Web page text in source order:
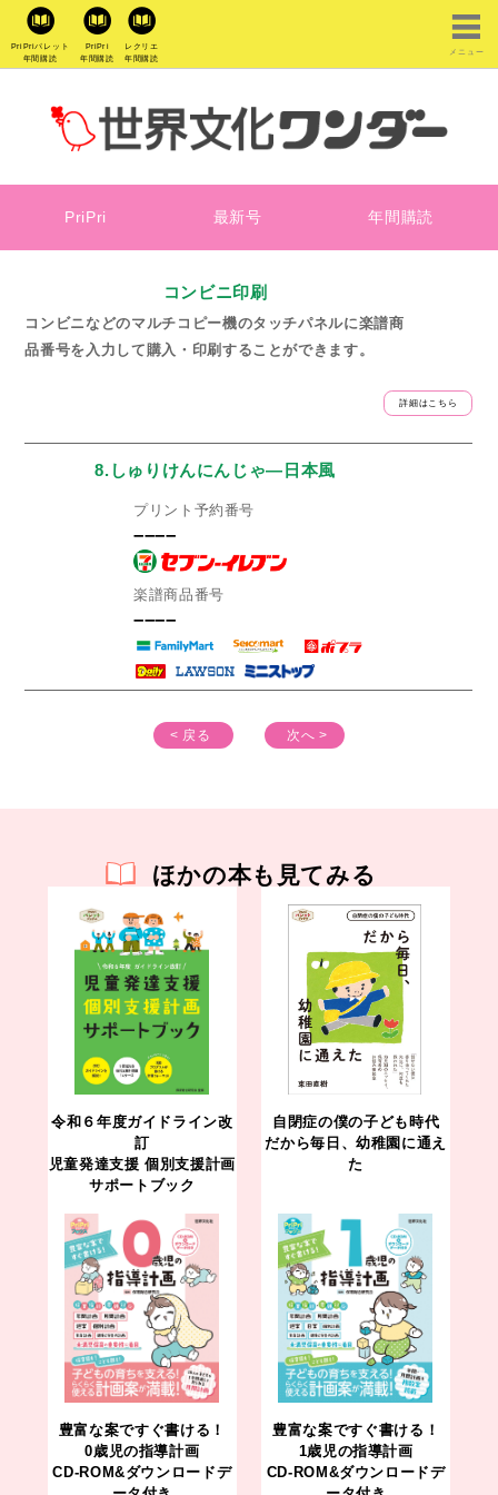
PriPriパレット
年間購読
PriPri
年間購読
レクリエ
年間購読
メニュー
PriPri 最新号 年間購読
コンビニ印刷
コンビニなどのマルチコピー機のタッチパネルに楽譜商
品番号を入力して購入・印刷することができます。
詳細はこちら
8.しゅりけんにんじゃ―日本風
プリント予約番号
––––
楽譜商品番号
––––
< 戻る 次へ >
ほかの本も見てみる
令和６年度ガイドライン改
訂
児童発達支援 個別支援計画
サポートブック
自閉症の僕の子ども時代
だから毎日、幼稚園に通え
た
豊富な案ですぐ書ける！
0歳児の指導計画
CD-ROM&ダウンロードデ
豊富な案ですぐ書ける！
1歳児の指導計画
CD-ROM&ダウンロードデ